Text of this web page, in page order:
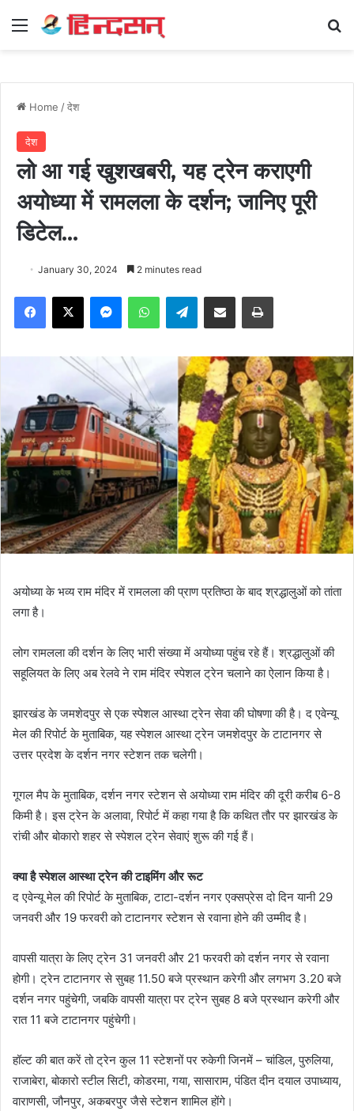
Menu
Home /देश
देश
लो आ गई खुशखबरी, यह ट्रेन कराएगी
अयोध्या में रामलला के दर्शन; जानिए पूरी
डिटेल…
January 30, 2024 2 minutes read
Facebook
X MessengerWhatsAppTelegramShare via Email Print
अयोध्या के भव्य राम मंदिर में रामलला की प्राण प्रतिष्ठा के बाद श्रद्धालुओं को तांता
लगा है।
लोग रामलला की दर्शन के लिए भारी संख्या में अयोध्या पहुंच रहे हैं। श्रद्धालुओं की
सहूलियत के लिए अब रेलवे ने राम मंदिर स्पेशल ट्रेन चलाने का ऐलान किया है।
झारखंड के जमशेदपुर से एक स्पेशल आस्था ट्रेन सेवा की घोषणा की है। द एवेन्यू
मेल की रिपोर्ट के मुताबिक, यह स्पेशल आस्था ट्रेन जमशेदपुर के टाटानगर से
उत्तर प्रदेश के दर्शन नगर स्टेशन तक चलेगी।
गूगल मैप के मुताबिक, दर्शन नगर स्टेशन से अयोध्या राम मंदिर की दूरी करीब 6-8
किमी है। इस ट्रेन के अलावा, रिपोर्ट में कहा गया है कि कथित तौर पर झारखंड के
रांची और बोकारो शहर से स्पेशल ट्रेन सेवाएं शुरू की गई हैं।
क्या है स्पेशल आस्था ट्रेन की टाइमिंग और रूट
द एवेन्यू मेल की रिपोर्ट के मुताबिक, टाटा-दर्शन नगर एक्सप्रेस दो दिन यानी 29
जनवरी और 19 फरवरी को टाटानगर स्टेशन से रवाना होने की उम्मीद है।
वापसी यात्रा के लिए ट्रेन 31 जनवरी और 21 फरवरी को दर्शन नगर से रवाना
होगी। ट्रेन टाटानगर से सुबह 11.50 बजे प्रस्थान करेगी और लगभग 3.20 बजे
दर्शन नगर पहुंचेगी, जबकि वापसी यात्रा पर ट्रेन सुबह 8 बजे प्रस्थान करेगी और
रात 11 बजे टाटानगर पहुंचेगी।
हॉल्ट की बात करें तो ट्रेन कुल 11 स्टेशनों पर रुकेगी जिनमें – चांडिल, पुरुलिया,
राजाबेरा, बोकारो स्टील सिटी, कोडरमा, गया, सासाराम, पंडित दीन दयाल उपाध्याय,
वाराणसी, जौनपुर, अकबरपुर जैसे स्टेशन शामिल होंगे।